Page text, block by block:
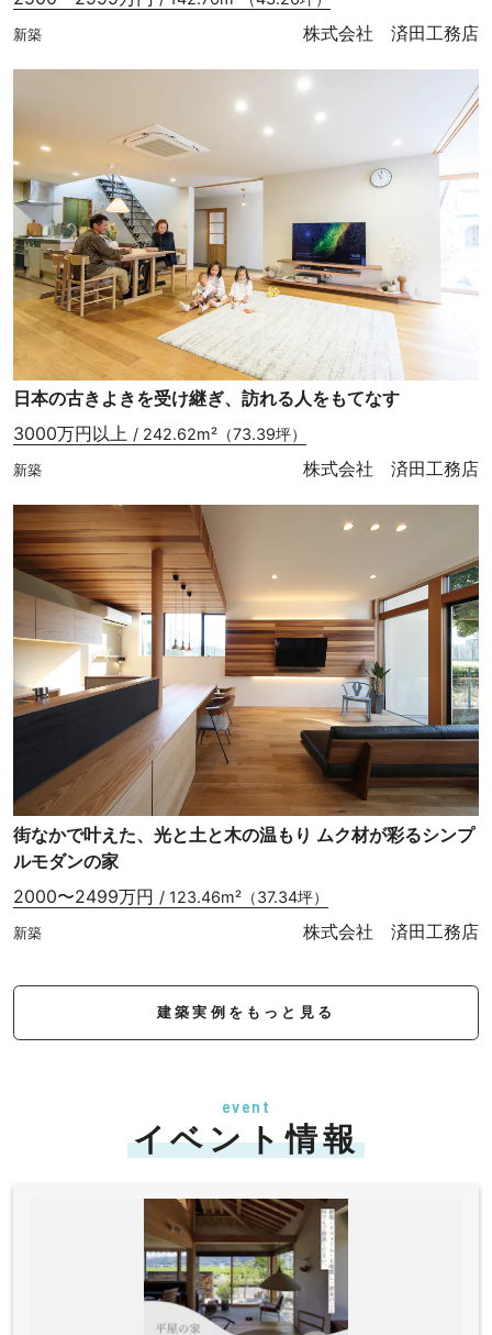
新築 株式会社 済田工務店
日本の古きよきを受け継ぎ、訪れる人をもてなす
3000万円以上 / 242.62m²（73.39坪）
新築 株式会社 済田工務店
街なかで叶えた、光と土と木の温もり ムク材が彩るシンプ
ルモダンの家
2000〜2499万円 / 123.46m²（37.34坪）
新築 株式会社 済田工務店
建築実例をもっと見る
event
イベント情報